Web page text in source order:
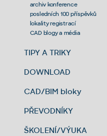
archiv konference
posledních 100 příspěvků
lokality registrací
CAD blogy a média
TIPY A TRIKY
DOWNLOAD
CAD/BIM bloky
PŘEVODNÍKY
ŠKOLENÍ/VÝUKA